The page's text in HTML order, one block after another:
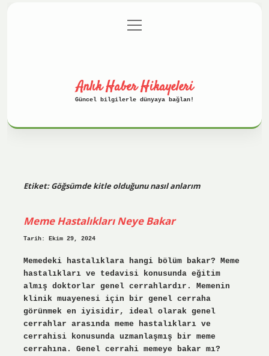
Gizlilik Politikası
menüyü
aç
Anlık Haber Hikayeleri
Güncel bilgilerle dünyaya bağlan!
Etiket:Göğsümde kitle olduğunu nasıl anlarım
Meme Hastalıkları Neye Bakar
Tarih: Ekim 29, 2024
Memedeki hastalıklara hangi bölüm bakar? Meme
hastalıkları ve tedavisi konusunda eğitim
almış doktorlar genel cerrahlardır. Memenin
klinik muayenesi için bir genel cerraha
görünmek en iyisidir, ideal olarak genel
cerrahlar arasında meme hastalıkları ve
cerrahisi konusunda uzmanlaşmış bir meme
cerrahına. Genel cerrahi memeye bakar mı?